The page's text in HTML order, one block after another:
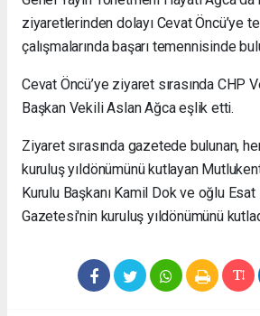
ziyaretlerinden dolayı Cevat Öncü’ye
çalışmalarında başarı temennisinde
Cevat Öncü’ye ziyaret sırasında CHP
Başkan Vekili Aslan Ağca eşlik etti.
Ziyaret sırasında gazetede bulunan,
kuruluş yıldönümünü kutlayan
Kurulu Başkanı Kamil Dok ve oğlu
Gazetesi'nin kuruluş yıldönümünü